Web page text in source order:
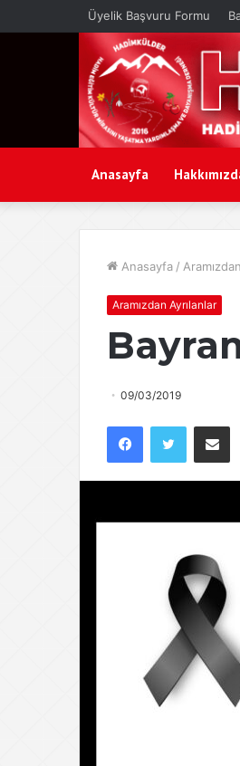
Üyelik Başvuru Formu
Anasayfa
Anasayfa /
Aramızdan Ayrılanlar
09/03/2019